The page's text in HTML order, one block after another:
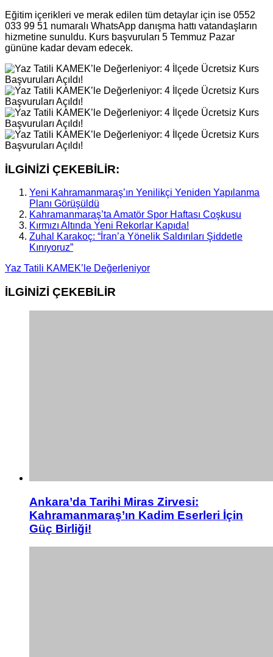
Eğitim içerikleri ve merak edilen tüm detaylar için ise 0552
033 99 51 numaralı WhatsApp danışma hattı vatandaşların
hizmetine sunuldu. Kurs başvuruları 5 Temmuz Pazar
gününe kadar devam edecek.
İLGİNİZİ ÇEKEBİLİR:
Yeni Kahramanmaraş’ın Yenilikçi Yeniden Yapılanma
Planı Görüşüldü
Kahramanmaraş’ta Amatör Spor Haftası Coşkusu
Kırmızı Altında Yeni Rekorlar Kapıda!
Zuhal Karakoç: “İran’a Yönelik Saldırıları Şiddetle
Kınıyoruz”
Yaz Tatili KAMEK’le Değerleniyor
İLGİNİZİ ÇEKEBİLİR
Ankara’da Tarihi Miras Zirvesi:
Kahramanmaraş’ın Kadim Eserleri İçin
Güç Birliği!